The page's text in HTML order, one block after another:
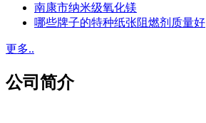
南康市纳米级氧化镁
哪些牌子的特种纸张阻燃剂质量好
更多..
公司简介